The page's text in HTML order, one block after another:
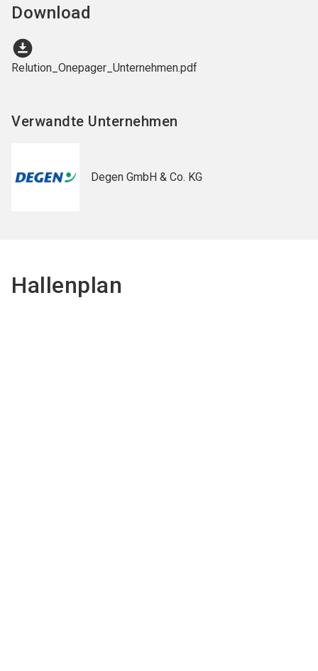
Download
download_for_offline
Relution_Onepager_Unternehmen.pdf
Verwandte Unternehmen
Degen GmbH & Co. KG
Hallenplan